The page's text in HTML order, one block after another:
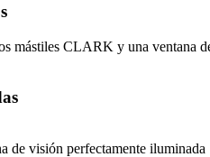
mástiles CLARK y una ventana
de visión perfectamente iluminada